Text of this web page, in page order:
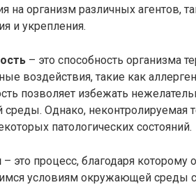
на организм различных агентов,
и укрепления.
– это способность организма
воздействия, такие как
позволяет избежать
среды. Однако, неконтролируемая
патологических состояний.
– это процесс, благодаря которому
условиям окружающей среды